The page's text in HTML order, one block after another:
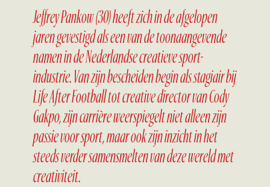
Jeffrey Pankow (30) heeft zich in de afgelopen
jaren gevestigd als een van de toonaangevende
namen in de Nederlandse creatieve sport-
industrie. Van zijn bescheiden begin als stagiair bij
Life After Football tot creative director van Cody
Gakpo, zijn carrière weerspiegelt niet alleen zijn
passie voor sport, maar ook zijn inzicht in het
steeds verder samensmelten van deze wereld met
creativiteit.